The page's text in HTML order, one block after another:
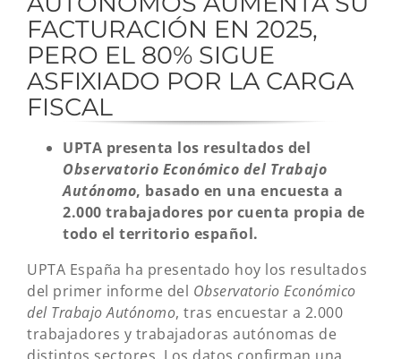
FACTURACIÓN EN 2025,
PERO EL 80% SIGUE
ASFIXIADO POR LA CARGA
FISCAL
UPTA presenta los resultados del
Observatorio Económico del Trabajo
Autónomo, basado en una encuesta a
2.000 trabajadores por cuenta propia de
todo el territorio español.
UPTA España ha presentado hoy los resultados
del primer informe del Observatorio Económico
del Trabajo Autónomo, tras encuestar a 2.000
trabajadores y trabajadoras autónomas de